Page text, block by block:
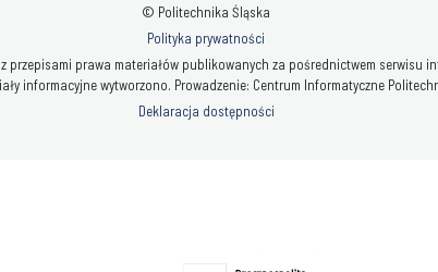
© Politechnika Śląska
Polityka prywatności
prawa materiałów publikowanych za pośrednictwem serwisu
informacyjne wytworzono. Prowadzenie: Centrum Informatyczne
Deklaracja dostępności